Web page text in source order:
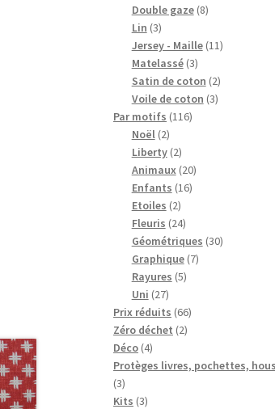
produits
Double gaze 88
Lin 33
produits
Jersey - Maille 1111
Matelassé 33
produits
Satin de coton 22
produits
Voile de coton 33
Par motifs 116116
Noël 22
produits
Liberty 22
produits
Animaux 2020
Enfants 1616
Etoiles 22
produits
Fleuris 2424
produits
Géométriques 3030
Graphique 77
Rayures 55
Uni 2727
produits
Prix réduits 6666
Zéro déchet 22
Déco 44
produits
Protèges livres, pochettes,
33
produits
Kits 33